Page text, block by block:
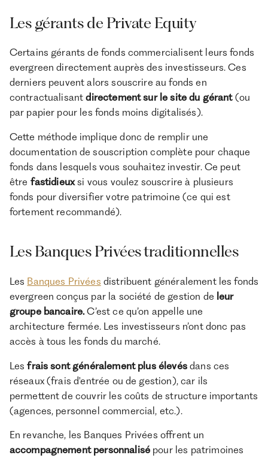
Les gérants de Private Equity
Certains gérants de fonds commercialisent leurs fonds
evergreen directement auprès des investisseurs. Ces
derniers peuvent alors souscrire au fonds en
contractualisantdirectement sur le site du gérant (ou
par papier pour les fonds moins digitalisés).
Cette méthode implique donc de remplir une
documentation de souscription complète pour chaque
fonds dans lesquels vous souhaitez investir. Ce peut
être fastidieuxsi vous voulez souscrire à plusieurs
fonds pour diversifier votre patrimoine (ce qui est
fortement recommandé).
Les Banques Privées traditionnelles
Les Banques Privées distribuent généralement les fonds
evergreen conçus par la société de gestion de leur
groupe bancaire. C’est ce qu’on appelle une
architecture fermée. Les investisseurs n’ont donc pas
accès à tous les fonds du marché.
Les frais sont généralement plus élevésdans ces
réseaux (frais d'entrée ou de gestion), car ils
permettent de couvrir les coûts de structure importants
(agences, personnel commercial, etc.).
En revanche, les Banques Privées offrent un
accompagnement personnalisépour les patrimoines